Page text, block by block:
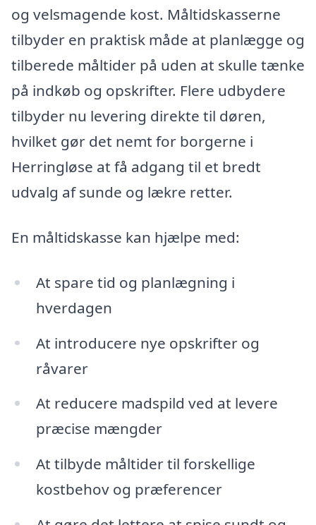
og velsmagende kost. Måltidskasserne
tilbyder en praktisk måde at planlægge og
tilberede måltider på uden at skulle tænke
på indkøb og opskrifter. Flere udbydere
tilbyder nu levering direkte til døren,
hvilket gør det nemt for borgerne i
Herringløse at få adgang til et bredt
udvalg af sunde og lækre retter.
En måltidskasse kan hjælpe med:
At spare tid og planlægning i
hverdagen
At introducere nye opskrifter og
råvarer
At reducere madspild ved at levere
præcise mængder
At tilbyde måltider til forskellige
kostbehov og præferencer